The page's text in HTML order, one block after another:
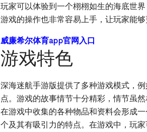
玩家可以体验到一个栩栩如生的海底世
游戏的操作也非常容易上手，让玩家能够
威廉希尔体育app官网入口
游戏特色
深海迷航手游版提供了多种游戏模式，
点。游戏的故事情节十分精彩，情节虽
在游戏中收集的各种物品和资料会形成
个及其有吸引力的特点。在游戏中，玩